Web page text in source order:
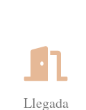
Llegada